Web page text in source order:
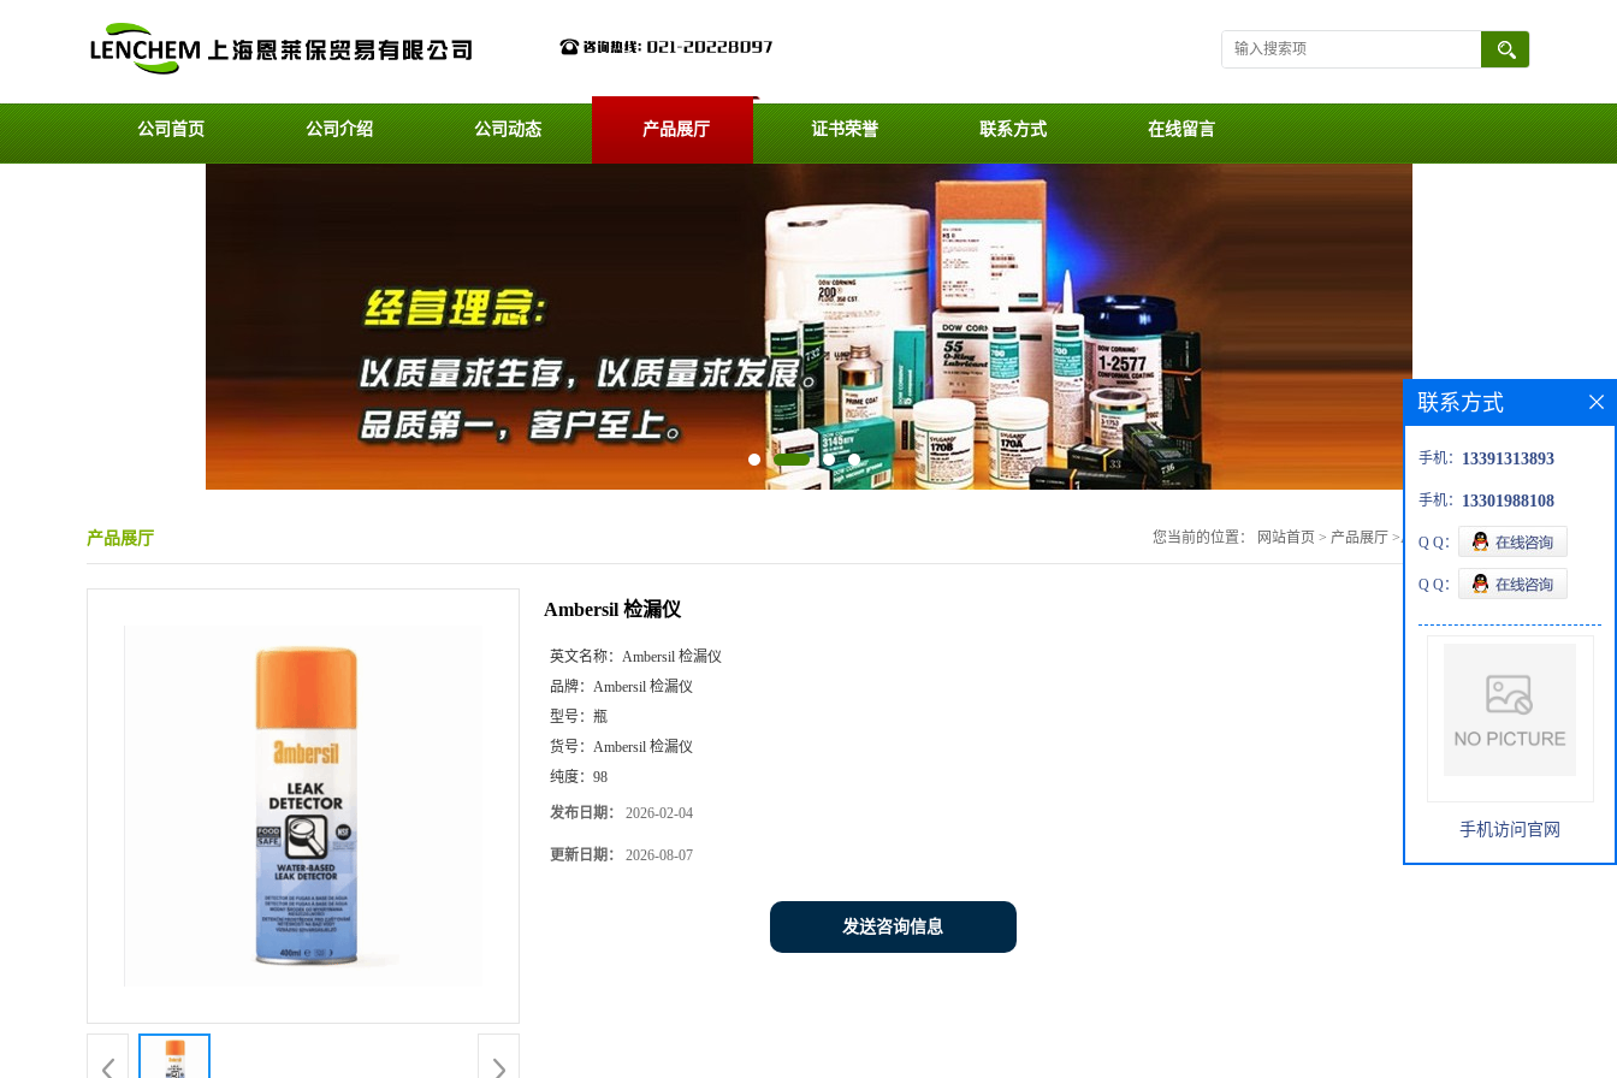
公司首页 公司介绍 公司动态 产品展厅 证书荣誉 联系方式 在线留言
产品展厅 您当前的位置： 网站首页 > 产品展厅 >Ambersil 检漏仪
Ambersil 检漏仪
英文名称： Ambersil 检漏仪
品牌： Ambersil 检漏仪
型号： 瓶
货号： Ambersil 检漏仪
纯度： 98
发布日期： 2026-02-04
更新日期： 2026-08-07
发送咨询信息
联系方式
手机： 13391313893
手机： 13301988108
Q Q：
Q Q：
手机访问官网